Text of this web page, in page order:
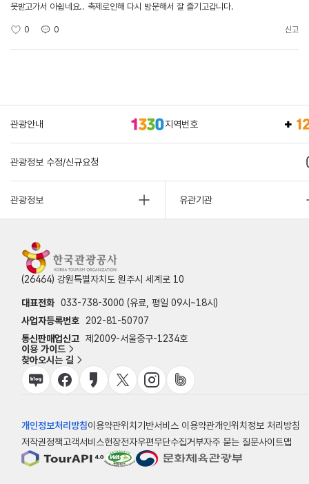
못받고가서 아쉽네요.. 축제로인해 다시 방문해서 잘 즐기고갑니다.
0 0 신고
관광안내 지역번호
관광정보 수정/신규요청
관광정보 유관기관
(26464) 강원특별자치도 원주시 세계로 10
대표전화 033-738-3000 (유료, 평일 09시~18시)
사업자등록번호
202-81-50707
통신판매업신고 제2009-서울중구-1234호
이용 가이드
찾아오시는 길
개인정보처리방침이용약관위치기반서비스 이용약관개인위치정보 처리방침
저작권정책고객서비스헌장전자우편무단수집거부자주 묻는 질문사이트맵